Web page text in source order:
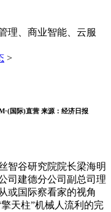
理、商业智能、云服
>
国际)直营 来源： 经济日报
谷研究院院长梁海明
司建德分公司副总司理
或国际察看家的视角
天柱”机械人流利的完